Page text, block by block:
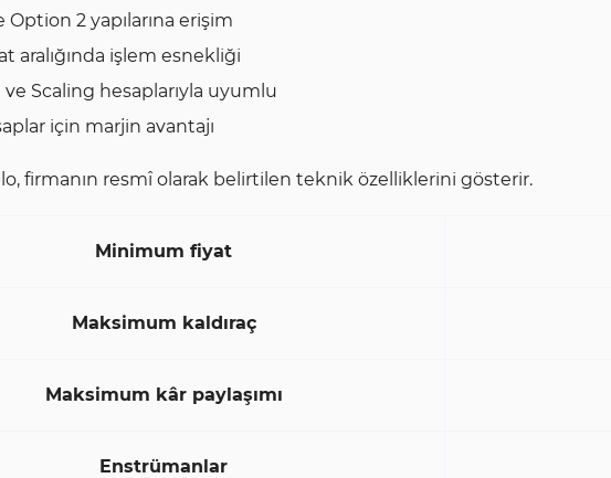
Option 2 yapılarına erişim
aralığında işlem esnekliği
Scaling hesaplarıyla uyumlu
için marjin avantajı
firmanın resmî olarak belirtilen teknik özelliklerini gösterir.
Minimum fiyat
Maksimum kaldıraç
Maksimum kâr paylaşımı
Enstrümanlar